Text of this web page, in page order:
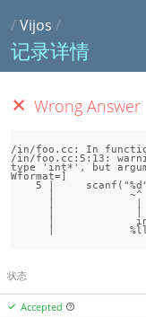
/Vijos /
记录详情
Wrong Answer
/in/foo.cc: In
/in/foo.cc:5:13:
type 'int*', but
Wformat=]
状态
Accepted